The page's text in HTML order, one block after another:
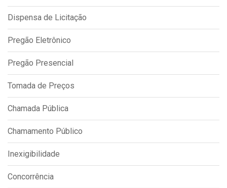
Serviços
IPTU 2026
Nota Fiscal Eletrônica
Ouvidoria
Portal do Servidor
Publicações
Diário Oficial (Novo)
Dispensa de Licitação
Pregão Eletrônico
Pregão Presencial
Tomada de Preços
Chamada Pública
Chamamento Público
Inexigibilidade
Concorrência